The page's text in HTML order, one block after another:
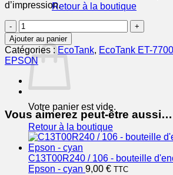
Retour à la boutique
Panier
Votre panier est vide.
Retour à la boutique
d’impression.
quantité
de
EPSON
Bouteille
Encre
Ecotank
106
70ml
Ajouter au panier
Catégories : EcoTank, EcoTank ET-7700
EPSON
Vous aimerez peut-être aussi…
C13T00R240 / 106 - bouteille
Epson - cyan 9,00 € TTC